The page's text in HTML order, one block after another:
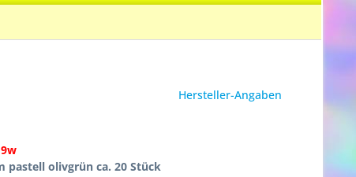
Hersteller-Angaben
pastell olivgrün ca. 20 Stück